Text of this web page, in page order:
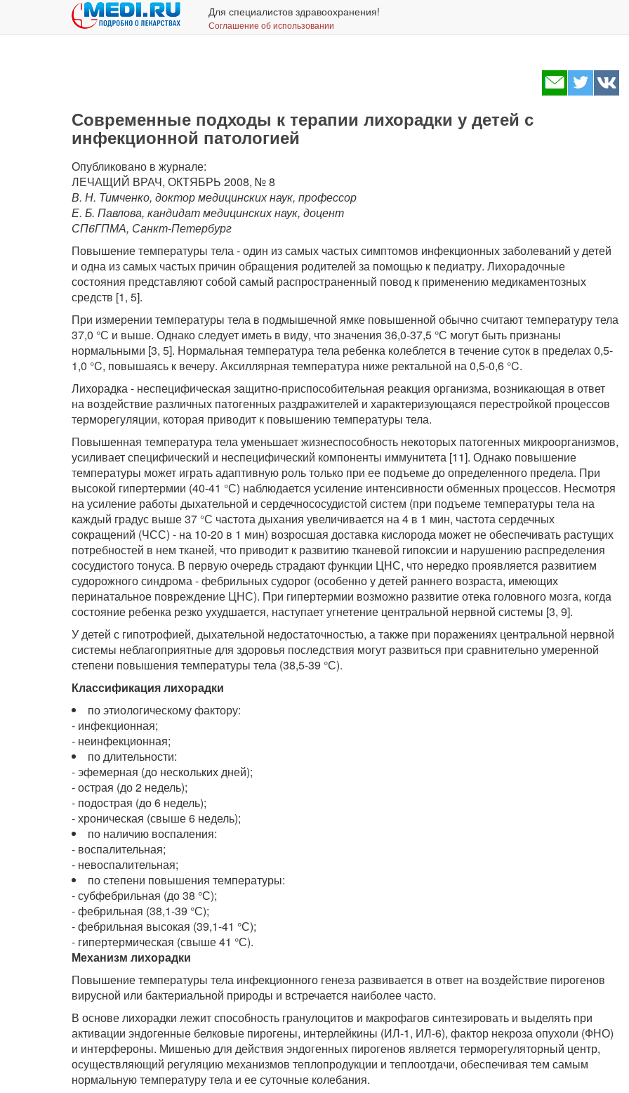
Для специалистов здравоохранения!
Соглашение об использовании
Современные подходы к терапии лихорадки у детей с
инфекционной патологией
Опубликовано в журнале:
ЛЕЧАЩИЙ ВРАЧ, ОКТЯБРЬ 2008, № 8
В. Н. Тимченко, доктор медицинских наук, профессор
Е. Б. Павлова, кандидат медицинских наук, доцент
СП6ГПМА, Санкт-Петербург
Повышение температуры тела - один из самых частых симптомов инфекционных заболеваний у детей
и одна из самых частых причин обращения родителей за помощью к педиатру. Лихорадочные
состояния представляют собой самый распространенный повод к применению медикаментозных
средств [1, 5].
При измерении температуры тела в подмышечной ямке повышенной обычно считают температуру тела
37,0 °С и выше. Однако следует иметь в виду, что значения 36,0-37,5 °С могут быть признаны
нормальными [3, 5]. Нормальная температура тела ребенка колеблется в течение суток в пределах 0,5-
1,0 °C, повышаясь к вечеру. Аксиллярная температура ниже ректальной на 0,5-0,6 °C.
Лихорадка - неспецифическая защитно-приспособительная реакция организма, возникающая в ответ
на воздействие различных патогенных раздражителей и характеризующаяся перестройкой процессов
терморегуляции, которая приводит к повышению температуры тела.
Повышенная температура тела уменьшает жизнеспособность некоторых патогенных микроорганизмов,
усиливает специфический и неспецифический компоненты иммунитета [11]. Однако повышение
температуры может играть адаптивную роль только при ее подъеме до определенного предела. При
высокой гипертермии (40-41 °С) наблюдается усиление интенсивности обменных процессов. Несмотря
на усиление работы дыхательной и сердечнососудистой систем (при подъеме температуры тела на
каждый градус выше 37 °С частота дыхания увеличивается на 4 в 1 мин, частота сердечных
сокращений (ЧСС) - на 10-20 в 1 мин) возросшая доставка кислорода может не обеспечивать растущих
потребностей в нем тканей, что приводит к развитию тканевой гипоксии и нарушению распределения
сосудистого тонуса. В первую очередь страдают функции ЦНС, что нередко проявляется развитием
судорожного синдрома - фебрильных судорог (особенно у детей раннего возраста, имеющих
перинатальное повреждение ЦНС). При гипертермии возможно развитие отека головного мозга, когда
состояние ребенка резко ухудшается, наступает угнетение центральной нервной системы [3, 9].
У детей с гипотрофией, дыхательной недостаточностью, а также при поражениях центральной нервной
системы неблагоприятные для здоровья последствия могут развиться при сравнительно умеренной
степени повышения температуры тела (38,5-39 °С).
Классификация лихорадки
по этиологическому фактору:
- инфекционная;
- неинфекционная;
по длительности:
- эфемерная (до нескольких дней);
- острая (до 2 недель);
- подострая (до 6 недель);
- хроническая (свыше 6 недель);
по наличию воспаления:
- воспалительная;
- невоспалительная;
по степени повышения температуры:
- субфебрильная (до 38 °С);
- фебрильная (38,1-39 °С);
- фебрильная высокая (39,1-41 °С);
- гипертермическая (свыше 41 °С).
Механизм лихорадки
Повышение температуры тела инфекционного генеза развивается в ответ на воздействие пирогенов
вирусной или бактериальной природы и встречается наиболее часто.
В основе лихорадки лежит способность гранулоцитов и макрофагов синтезировать и выделять при
активации эндогенные белковые пирогены, интерлейкины (ИЛ-1, ИЛ-6), фактор некроза опухоли (ФНО)
и интерфероны. Мишенью для действия эндогенных пирогенов является терморегуляторный центр,
осуществляющий регуляцию механизмов теплопродукции и теплоотдачи, обеспечивая тем самым
нормальную температуру тела и ее суточные колебания.